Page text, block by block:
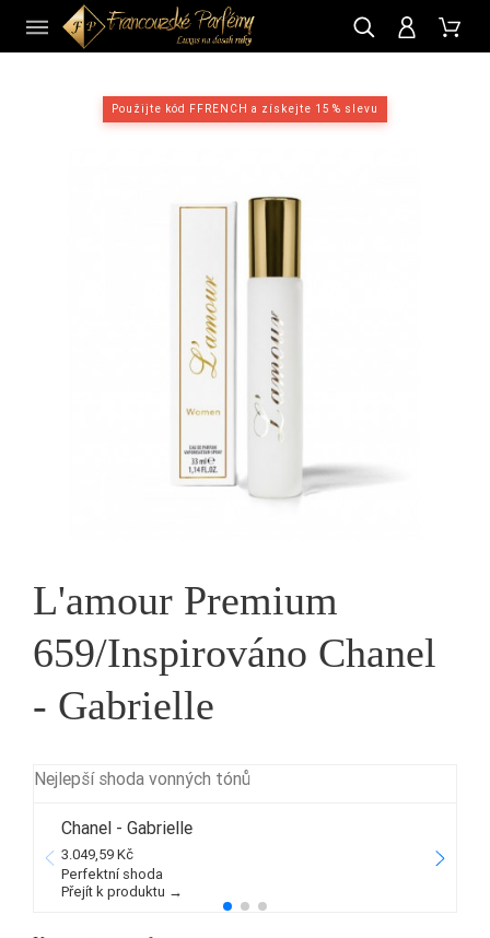
Použijte kód FFRENCH a získejte 15 % slevu
L'amour Premium
659/Inspirováno Chanel
- Gabrielle
Nejlepší shoda vonných tónů
Chanel - Gabrielle
3.049,59 Kč
Perfektní shoda
Přejít k produktu →
CZ